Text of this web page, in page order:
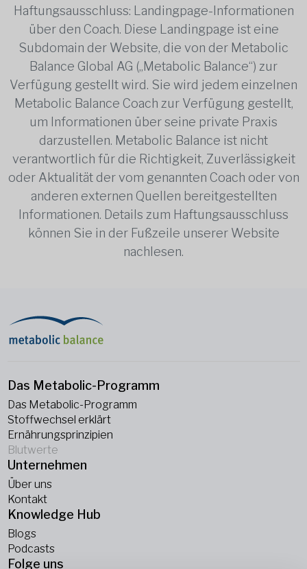
Haftungsausschluss: Landingpage-Informationen
über den Coach. Diese Landingpage ist eine
Subdomain der Website, die von der Metabolic
Balance Global AG („Metabolic Balance“) zur
Verfügung gestellt wird. Sie wird jedem einzelnen
Metabolic Balance Coach zur Verfügung gestellt,
um Informationen über seine private Praxis
darzustellen. Metabolic Balance ist nicht
verantwortlich für die Richtigkeit, Zuverlässigkeit
oder Aktualität der vom genannten Coach oder von
anderen externen Quellen bereitgestellten
Informationen. Details zum Haftungsausschluss
können Sie in der Fußzeile unserer Website
nachlesen.
Das Metabolic-Programm
Das Metabolic-Programm
Stoffwechsel erklärt
Ernährungsprinzipien
Blutwerte
Unternehmen
Über uns
Kontakt
Knowledge Hub
Blogs
Podcasts
Folge uns